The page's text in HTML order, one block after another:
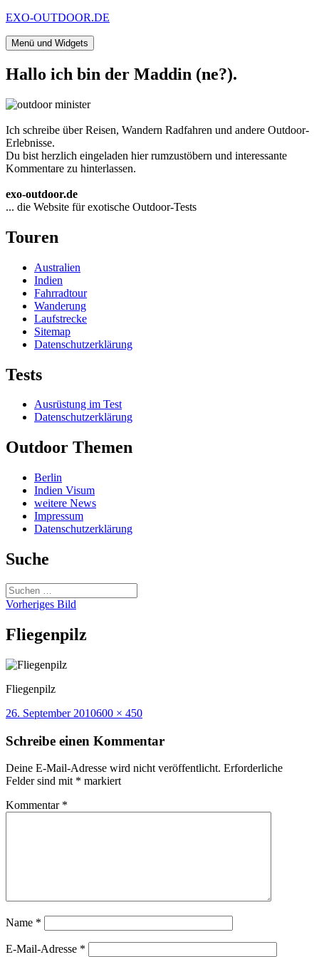
Zum
springen
EXO-OUTDOOR.DE
Menü und Widgets
Hallo ich bin der Maddin (ne?).
Ich schreibe über Reisen, Wandern Radfahren und andere Outdoor-
Erlebnisse.
Du bist herzlich eingeladen hier rumzustöbern und interessante
Kommentare zu hinterlassen.
exo-outdoor.de
... die Website für exotische Outdoor-Tests
Touren
Australien
Indien
Fahrradtour
Wanderung
Laufstrecke
Sitemap
Datenschutzerklärung
Tests
Ausrüstung im Test
Datenschutzerklärung
Outdoor Themen
Berlin
Indien Visum
weitere News
Impressum
Datenschutzerklärung
Suche
Suchen
nach:
Vorheriges Bild
Fliegenpilz
Fliegenpilz
Veröffentlicht
26. September 2010Volle
600 × 450
Schreibe einen Kommentar
Deine E-Mail-Adresse wird nicht veröffentlicht. Erforderliche
Felder sind mit * markiert
Kommentar *
Name *
E-Mail-Adresse *